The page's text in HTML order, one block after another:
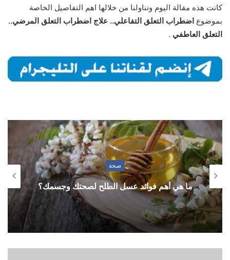
كانت هذه مقالة اليوم وتناولنا من خلالها اهم التفاصيل الخاصة
بموضوع اضطراب التعلق التفاعلي.. علاج اضطراب التعلق المرضي..
التعلق العاطفي .
صحة
ما هي أهم فوائد عسل الطلح لصحتك وجسمك؟